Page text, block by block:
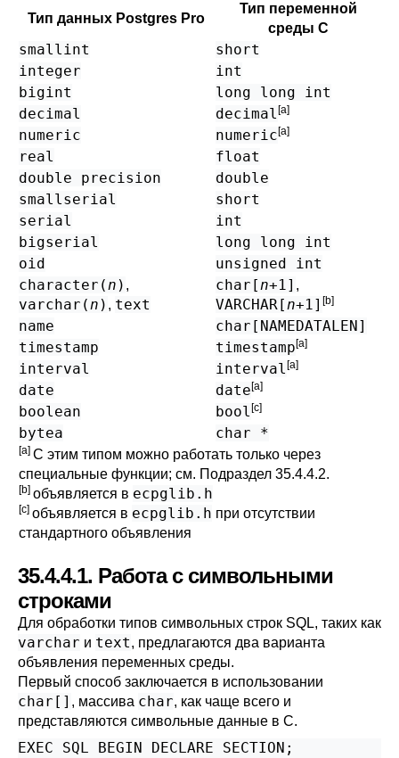
Тип данных Postgres Pro
Тип переменной
среды С
smallint
short
integer
int
bigint
long long int
decimal
decimal [a]
numeric numeric[a]
real
float
double precision
double
smallserial
short
serial
int
bigserial
long long int
oid
unsigned int
character(n ) ,
varchar(n ) , text
char[n+1] ,
VARCHAR[n+1] [b]
name
char[NAMEDATALEN]
timestamp
timestamp[a]
interval interval [a]
date date[a]
boolean bool [c]
bytea char *
[a] С этим типом можно работать только через
специальные функции; см. Подраздел 35.4.4.2.
[b] объявляется в ecpglib.h
[c] объявляется в ecpglib.h при отсутствии
стандартного объявления
35.4.4.1. Работа с символьными
строками
Для обработки типов символьных строк SQL, таких как
varchar и text, предлагаются два варианта
объявления переменных среды.
Первый способ заключается в использовании
char[] , массива char, как чаще всего и
представляются символьные данные в C.
EXEC SQL BEGIN DECLARE SECTION;